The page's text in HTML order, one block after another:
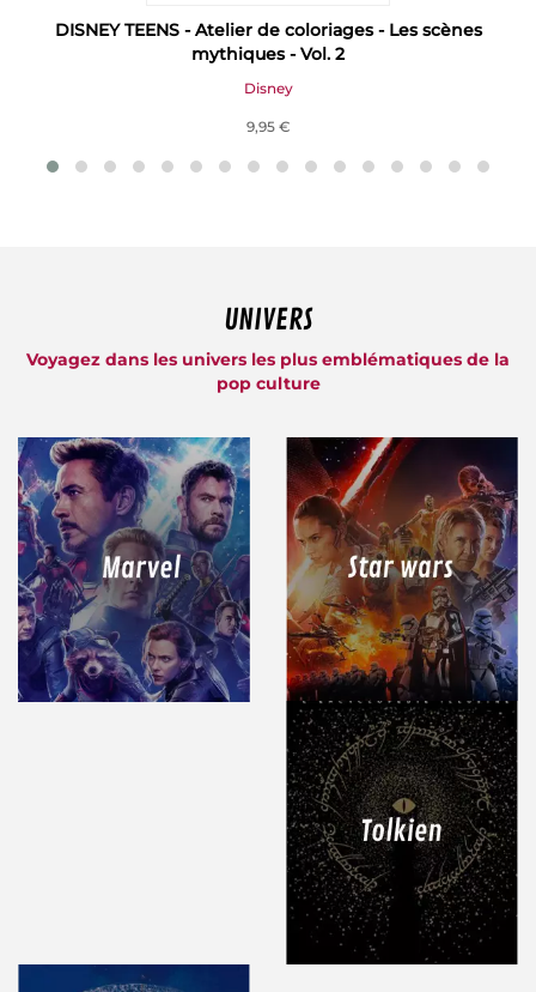
DISNEY TEENS - Atelier de coloriages - Les scènes
mythiques - Vol. 2
Disney
9,95 €
UNIVERS
Voyagez dans les univers les plus emblématiques de la
pop culture